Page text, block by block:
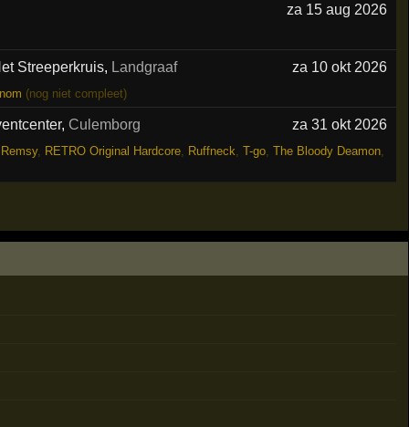
za 15 aug 2026
Streeperkruis, Landgraaf za 10 okt 2026
(nog niet compleet)
, Culemborg za 31 okt 2026
Remsy, RETRO Original Hardcore, Ruffneck T-go, The Bloody Deamon,